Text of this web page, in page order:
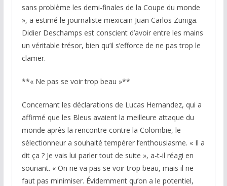
sans problème les demi-finales de la Coupe du monde
», a estimé le journaliste mexicain Juan Carlos Zuniga.
Didier Deschamps est conscient d’avoir entre les mains
un véritable trésor, bien qu’il s’efforce de ne pas trop le
clamer.
**« Ne pas se voir trop beau »**
Concernant les déclarations de Lucas Hernandez, qui a
affirmé que les Bleus avaient la meilleure attaque du
monde après la rencontre contre la Colombie, le
sélectionneur a souhaité tempérer l’enthousiasme. « Il a
dit ça ? Je vais lui parler tout de suite », a-t-il réagi en
souriant. « On ne va pas se voir trop beau, mais il ne
faut pas minimiser. Évidemment qu’on a le potentiel,